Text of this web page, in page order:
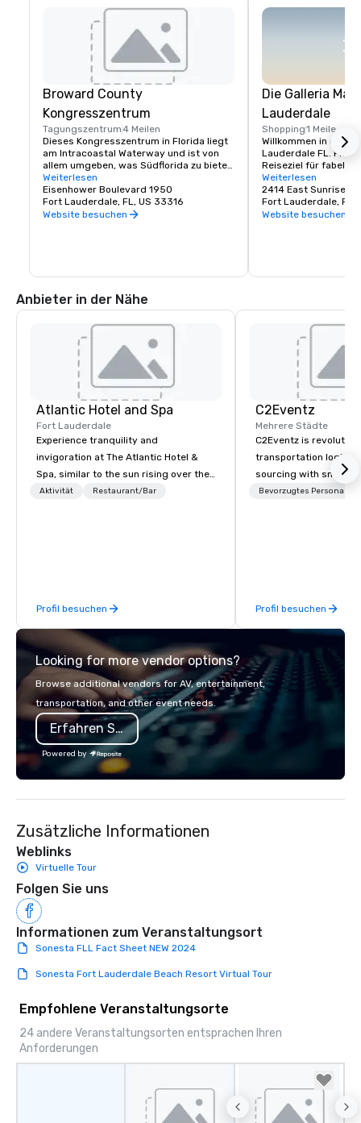
Broward County
Kongresszentrum
Tagungszentrum4 Meilen
Dieses Kongresszentrum in Florida liegt
am Intracoastal Waterway und ist von
allem umgeben, was Südflorida zu bieten
hat. Unsere Mitarbeiter in den
Konferenzeinrichtungen sorgen dafür,
dass Ihre nächste Veranstaltung ein
Erfolg wird!
Weiterlesen
Eisenhower Boulevard 1950
Fort Lauderdale, FL, US 33316
Website besuchen
Die Galleria
Lauderdale
Shopping1 Meile
Willkommen in der
Lauderdale FL.
Reiseziel für
raffinierte
Service.
Weiterlesen
2414 East Sunrise
Fort Lauderdale, FL,
Website besuchen
Anbieter in der Nähe
Atlantic Hotel and Spa
Fort Lauderdale
Experience tranquility and
invigoration at The Atlantic Hotel &
Spa, similar to the sun rising over the
ocean. Here, concerns about
Aktivität Restaurant/Bar
Profil besuchen
C2Eventz
Mehrere Städte
C2Eventz is
transportation
sourcing with smart,
technology. Since
Bevorzugtes Personal
Profil besuchen
Looking for more vendor options?
Browse additional vendors for AV, entertainment,
transportation, and other event needs.
Erfahren Sie mehr
Powered by
Zusätzliche Informationen
Weblinks
Virtuelle Tour
Folgen Sie uns
Informationen zum Veranstaltungsort
Sonesta FLL Fact Sheet NEW 2024
Sonesta Fort Lauderdale Beach Resort Virtual Tour
Empfohlene Veranstaltungsorte
24 andere Veranstaltungsorten entsprachen Ihren
Anforderungen